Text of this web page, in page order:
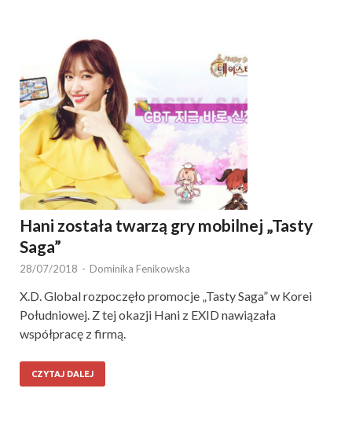
Hani została twarzą gry mobilnej „Tasty
Saga”
28/07/2018 - Dominika Fenikowska
X.D. Global rozpoczęło promocje „Tasty Saga” w Korei
Południowej. Z tej okazji Hani z EXID nawiązała
współpracę z firmą.
CZYTAJ DALEJ